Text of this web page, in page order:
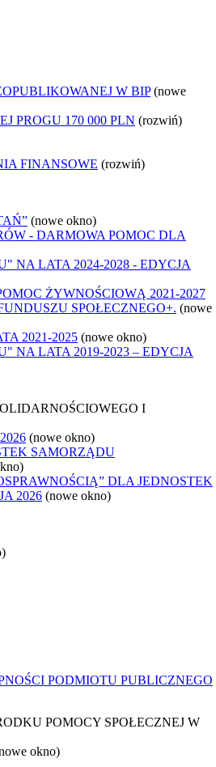
W BIP (nowe
PROGU 170 000 PLN (rozwiń)
FINANSOWE (rozwiń)
(nowe okno)
- DARMOWA POMOC DLA
NA LATA 2024-2028 - EDYCJA
ŻYWNOŚCIOWĄ 2021-2027
SPOŁECZNEGO+. (nowe
2021-2025 (nowe okno)
NA LATA 2019-2023 – EDYCJA
I
(nowe okno)
SAMORZĄDU
DLA JEDNOSTEK
2026 (nowe okno)
PODMIOTU PUBLICZNEGO
POMOCY SPOŁECZNEJ W
okno)